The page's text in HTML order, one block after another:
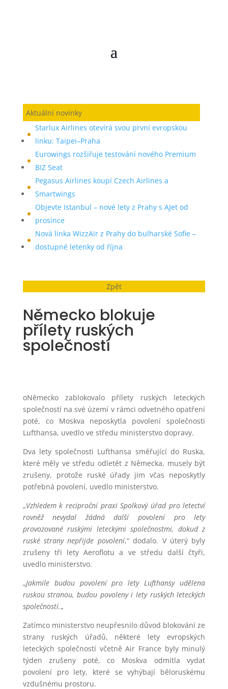
Aktuální novinky
Starlux Airlines otevírá svou první evropskou
linku: Taipei–Praha
Eurowings rozšiřuje testování nového Premium
BIZ Seat
Pegasus Airlines koupí Czech Airlines a
Smartwings
Objevte Istanbul – nové lety z Prahy s AJet od
prosince
Nová linka WizzAir z Prahy do bulharské Sofie –
dostupné letenky od října
Zpět
Německo blokuje
přílety ruských
společností
oNěmecko zablokovalo přílety ruských leteckých
společností na své území v rámci odvetného opatření
poté, co Moskva neposkytla povolení společnosti
Lufthansa, uvedlo ve středu ministerstvo dopravy.
Dva lety společnosti Lufthansa směřující do Ruska,
které měly ve středu odletět z Německa, musely být
zrušeny, protože ruské úřady jim včas neposkytly
potřebná povolení, uvedlo ministerstvo.
„Vzhledem k reciproční praxi Spolkový úřad pro letectví
rovněž nevydal žádná další povolení pro lety
provozované ruskými leteckými společnostmi, dokud z
ruské strany nepřijde povolení,“ dodalo. V úterý byly
zrušeny tři lety Aeroflotu a ve středu další čtyři,
uvedlo ministerstvo.
„Jakmile budou povolení pro lety Lufthansy udělena
ruskou stranou, budou povoleny i lety ruských leteckých
společností.„
Zatímco ministerstvo neupřesnilo důvod blokování ze
strany ruských úřadů, některé lety evropských
leteckých společností včetně Air France byly minulý
týden zrušeny poté, co Moskva odmítla vydat
povolení pro lety, které se vyhýbají běloruskému
vzdušnému prostoru.